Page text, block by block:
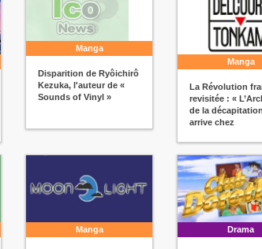
Manga
Disparition de Ryôichirô
Kezuka, l'auteur de «
Sounds of Vinyl »
Manga
La Révolution
revisitée : «
de la
arrive chez
Manga Drama